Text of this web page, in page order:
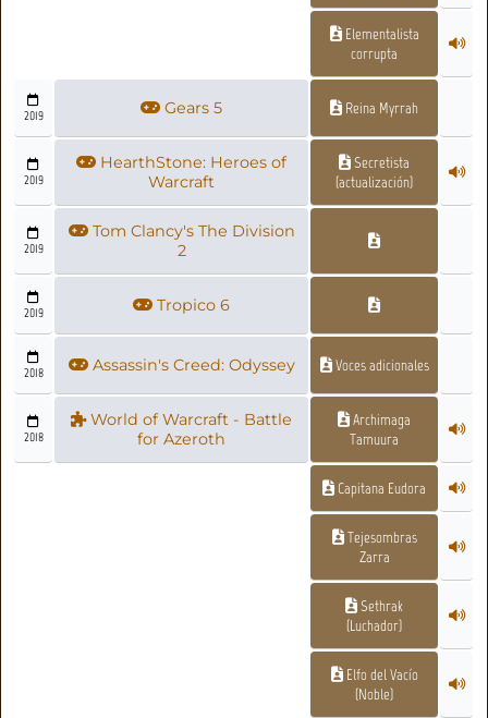
Elementalista
corrupta
2019 Gears 5 Reina Myrrah
2019
HearthStone: Heroes of
Warcraft
Secretista
(actualización)
2019
Tom Clancy's The Division
2
2019 Tropico 6
2018 Assassin's Creed: Odyssey Voces adicionales
2018
World of Warcraft - Battle
for Azeroth
Archimaga
Tamuura
Capitana Eudora
Tejesombras
Zarra
Sethrak
(Luchador)
Elfo del Vacío
(Noble)